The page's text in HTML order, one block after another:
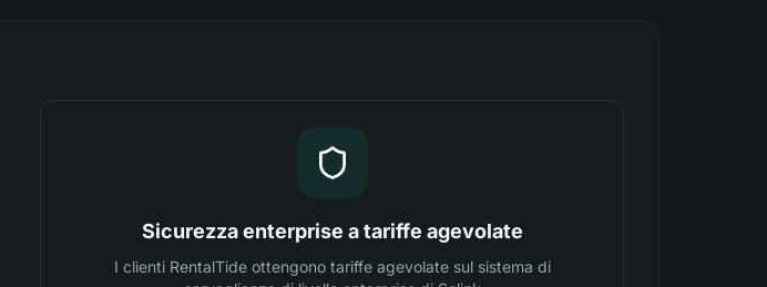
Sicurezza enterprise a tariffe agevolate
I clienti RentalTide ottengono tariffe agevolate sul sistema di